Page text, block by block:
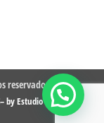
reservados.
by Estudio DMG